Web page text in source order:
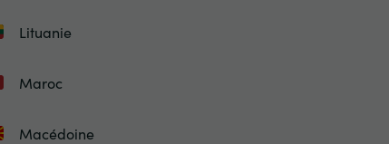
Lituanie
Maroc
Macédoine